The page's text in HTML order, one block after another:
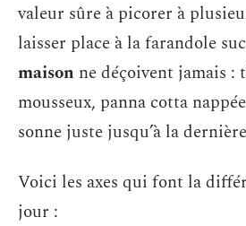
valeur sûre à picorer à
laisser place à la farandole
maison ne déçoivent jamais :
mousseux, panna cotta
sonne juste jusqu’à la
Voici les axes qui font la
jour :